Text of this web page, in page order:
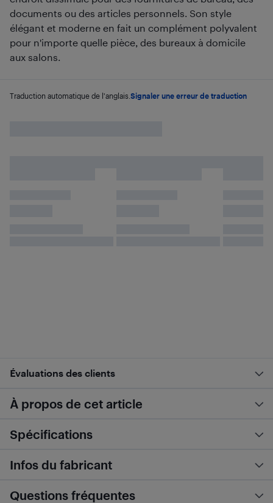
documents ou des articles personnels. Son style
élégant et moderne en fait un complément polyvalent
pour n'importe quelle pièce, des bureaux à domicile
aux salons.
Traduction automatique de l'anglais. Signaler une erreur de traduction
Évaluations des clients
À propos de cet article
Spécifications
Infos du fabricant
Questions fréquentes